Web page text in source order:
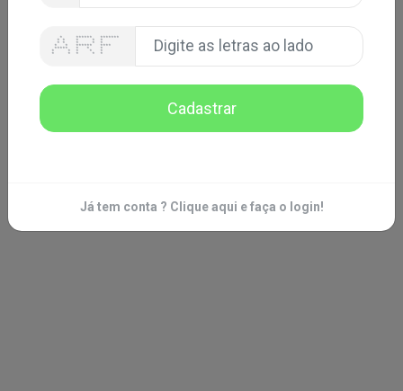
* ****** *******
* * * * *
* * * * *
* * ****** ****
***** * * *
* * * * *
* * * * *
Cadastrar
Já tem conta ? Clique aqui e faça o login!